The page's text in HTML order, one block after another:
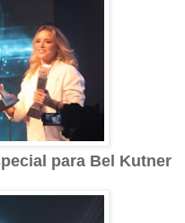
para Bel Kutner